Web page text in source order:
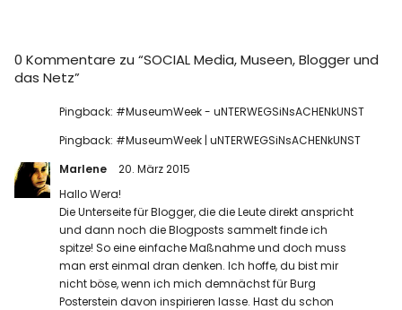
0 Kommentare zu “SOCIAL Media, Museen, Blogger und
das Netz”
Pingback: #MuseumWeek - uNTERWEGSiNsACHENkUNST
Pingback: #MuseumWeek | uNTERWEGSiNsACHENkUNST
Marlene
20. März 2015
Hallo Wera!
Die Unterseite für Blogger, die die Leute direkt anspricht
und dann noch die Blogposts sammelt finde ich
spitze! So eine einfache Maßnahme und doch muss
man erst einmal dran denken. Ich hoffe, du bist mir
nicht böse, wenn ich mich demnächst für Burg
Posterstein davon inspirieren lasse. Hast du schon